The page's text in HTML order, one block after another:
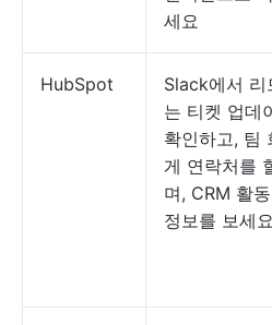
세요
HubSpot
Slack에서 리
는 티켓 업데
확인하고, 팀
게 연락처를
며, CRM 활
정보를 보세요